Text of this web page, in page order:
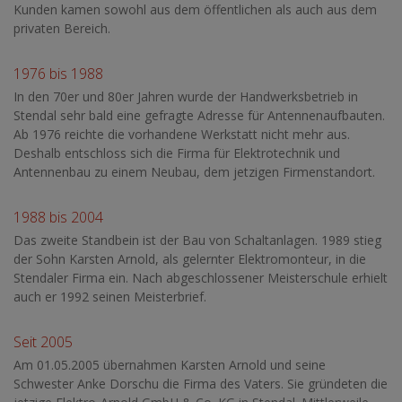
Kunden kamen sowohl aus dem öffentlichen als auch aus dem
privaten Bereich.
1976 bis 1988
In den 70er und 80er Jahren wurde der Handwerksbetrieb in
Stendal sehr bald eine gefragte Adresse für Antennenaufbauten.
Ab 1976 reichte die vorhandene Werkstatt nicht mehr aus.
Deshalb entschloss sich die Firma für Elektrotechnik und
Antennenbau zu einem Neubau, dem jetzigen Firmenstandort.
1988 bis 2004
Das zweite Standbein ist der Bau von Schaltanlagen. 1989 stieg
der Sohn Karsten Arnold, als gelernter Elektromonteur, in die
Stendaler Firma ein. Nach abgeschlossener Meisterschule erhielt
auch er 1992 seinen Meisterbrief.
Seit 2005
Am 01.05.2005 übernahmen Karsten Arnold und seine
Schwester Anke Dorschu die Firma des Vaters. Sie gründeten die